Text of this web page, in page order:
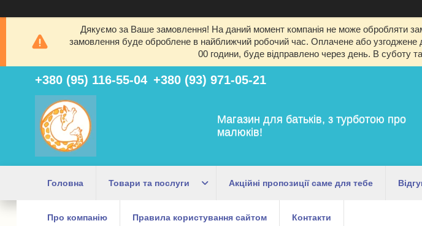
Дякуємо за Ваше замовлення! На даний момент компанія не може обробляти
замовлення буде оброблене в найближчий робочий час. Оплачене або узгоджене
00 години, буде відправлено через день. В суботу
+380 (95) 116-55-04 +380 (93) 971-05-21
Магазин для батьків, з турботою про
малюків!
Головна Товари та послуги Акційні пропозиції саме для тебе
Про компанію Правила користування сайтом Контакти